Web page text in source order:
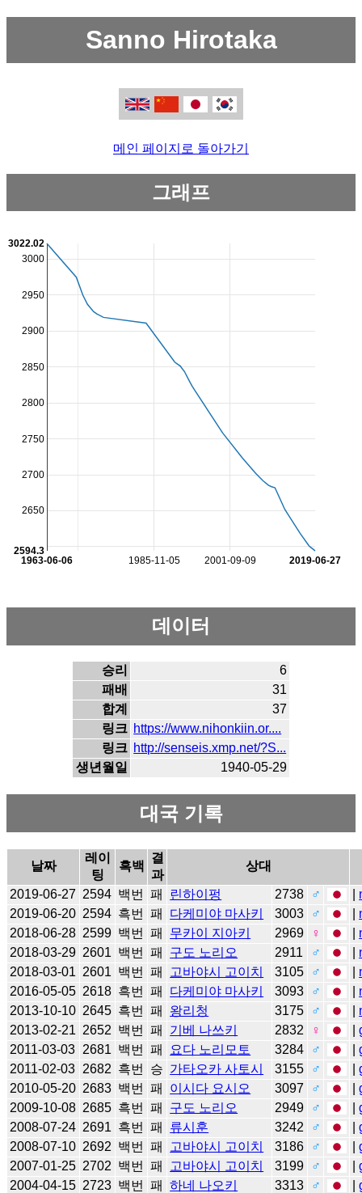
Sanno Hirotaka
메인 페이지로 돌아가기
그래프
1985-11-05 2001-09-09
1963-06-06 2019-06-27
2650
2700
2750
2800
2850
2900
2950
3000
2594.3
3022.02
데이터
승리
6
패배
31
합계
37
링크 https://www.nihonkiin.or....
링크 http://senseis.xmp.net/?S...
생년월일
1940-05-29
대국 기록
날짜
레이
팅
흑백
결
과
상대
2019-06-27 2594 백번 패 린하이펑 2738 ♂
2019-06-20 2594 흑번 패 다케미야 마사키 3003 ♂
2018-06-28 2599 백번 패 무카이 지아키 2969 ♀
2018-03-29 2601 백번 패 구도 노리오 2911 ♂
2018-03-01 2601 백번 패 고바야시 고이치 3105 ♂
2016-05-05 2618 흑번 패 다케미야 마사키 3093 ♂
2013-10-10 2645 흑번 패 왕리청 3175 ♂
2013-02-21 2652 백번 패 기베 나쓰키 2832 ♀ |
2011-03-03 2681 백번 패 요다 노리모토 3284 ♂ |
2011-02-03 2682 흑번 승 가타오카 사토시 3155 ♂ |
2010-05-20 2683 백번 패 이시다 요시오 3097 ♂ |
2009-10-08 2685 흑번 패 구도 노리오 2949 ♂ |
2008-07-24 2691 흑번 패 류시훈 3242 ♂ |
2008-07-10 2692 백번 패 고바야시 고이치 3186 ♂ |
2007-01-25 2702 백번 패 고바야시 고이치 3199 ♂ |
2004-04-15 2723 백번 패 하네 나오키 3313 ♂ |